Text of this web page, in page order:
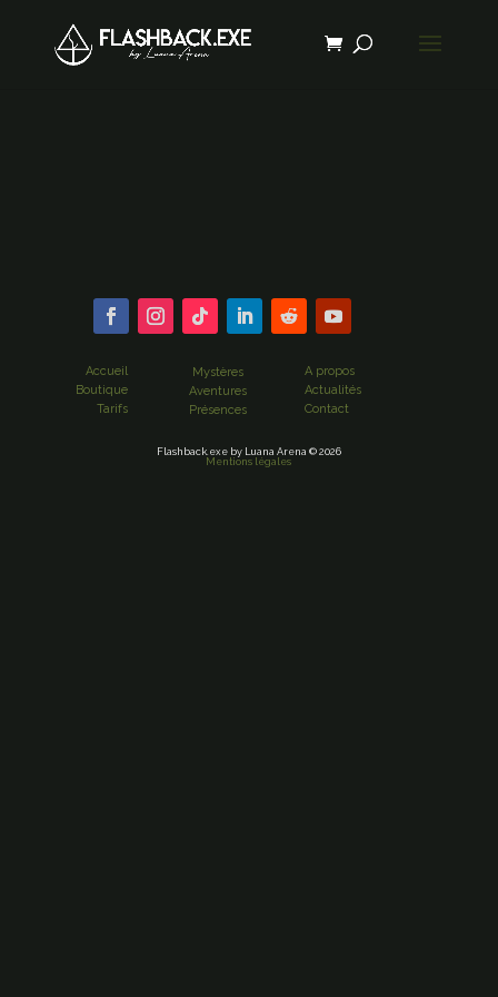
Accueil
Boutique
Tarifs
Mystères
Aventures
Présences
A propos
Actualités
Contact
Flashback.exe by Luana Arena © 2026
Mentions légales